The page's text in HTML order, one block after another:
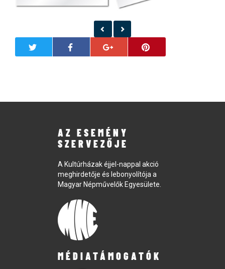
AZ ESEMÉNY
SZERVEZŐJE
A Kultúrházak éjjel-nappal akció
meghirdetője és lebonyolítója a
Magyar Népművelők Egyesülete.
MÉDIATÁMOGATÓK